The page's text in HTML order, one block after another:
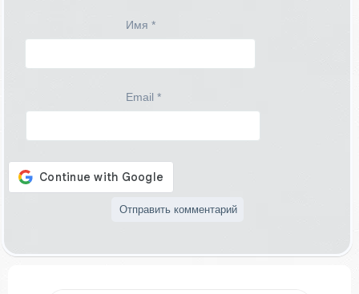
Имя *
Email *